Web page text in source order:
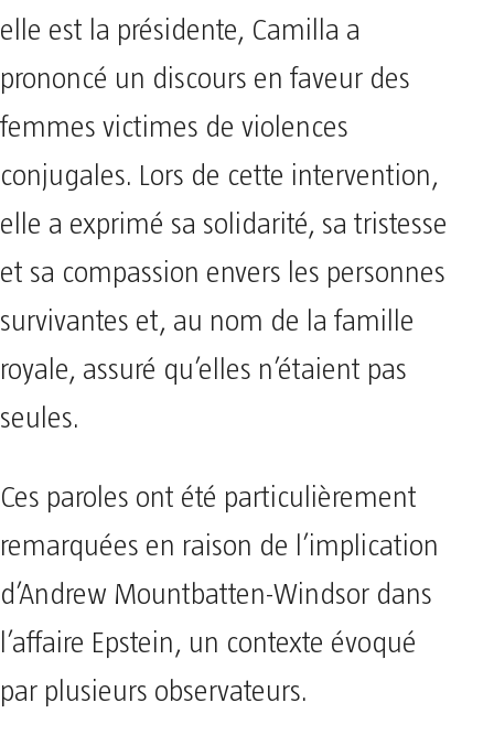
elle est la présidente, Camilla a
prononcé un discours en faveur des
femmes victimes de violences
conjugales. Lors de cette intervention,
elle a exprimé sa solidarité, sa tristesse
et sa compassion envers les personnes
survivantes et, au nom de la famille
royale, assuré qu’elles n’étaient pas
seules.
Ces paroles ont été particulièrement
remarquées en raison de l’implication
d’Andrew Mountbatten-Windsor dans
l’affaire Epstein, un contexte évoqué
par plusieurs observateurs.